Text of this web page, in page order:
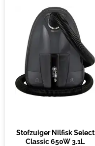
Stofzuiger Nilfisk Select
Classic 650W 3.1L